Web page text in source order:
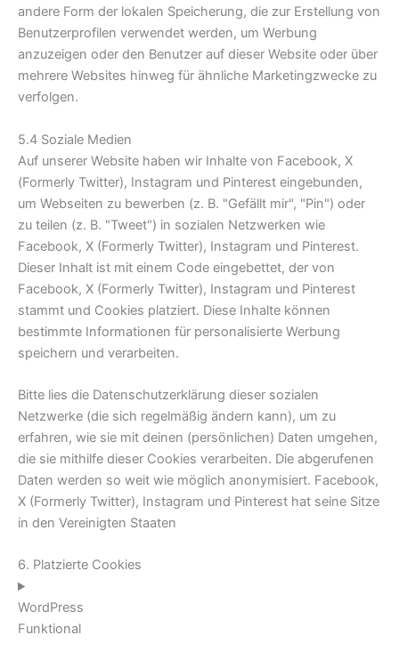
andere Form der lokalen Speicherung, die zur Erstellung von
Benutzerprofilen verwendet werden, um Werbung
anzuzeigen oder den Benutzer auf dieser Website oder über
mehrere Websites hinweg für ähnliche Marketingzwecke zu
verfolgen.
5.4 Soziale Medien
Auf unserer Website haben wir Inhalte von Facebook, X
(Formerly Twitter), Instagram und Pinterest eingebunden,
um Webseiten zu bewerben (z. B. "Gefällt mir", "Pin") oder
zu teilen (z. B. "Tweet") in sozialen Netzwerken wie
Facebook, X (Formerly Twitter), Instagram und Pinterest.
Dieser Inhalt ist mit einem Code eingebettet, der von
Facebook, X (Formerly Twitter), Instagram und Pinterest
stammt und Cookies platziert. Diese Inhalte können
bestimmte Informationen für personalisierte Werbung
speichern und verarbeiten.
Bitte lies die Datenschutzerklärung dieser sozialen
Netzwerke (die sich regelmäßig ändern kann), um zu
erfahren, wie sie mit deinen (persönlichen) Daten umgehen,
die sie mithilfe dieser Cookies verarbeiten. Die abgerufenen
Daten werden so weit wie möglich anonymisiert. Facebook,
X (Formerly Twitter), Instagram und Pinterest hat seine Sitze
in den Vereinigten Staaten
6. Platzierte Cookies
WordPress
Funktional